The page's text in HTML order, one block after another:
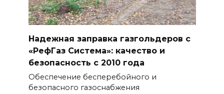
Надежная заправка газгольдеров с
«РефГаз Система»: качество и
безопасность с 2010 года
Обеспечение бесперебойного и
безопасного газоснабжения